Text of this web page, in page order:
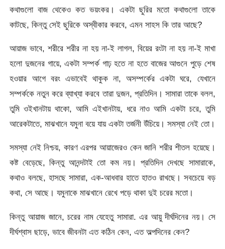
কথাগুলো বাজ থেকেও কত ভয়ংকর। একটা ছুরির মতো কথাগুলো তাকে
কাটছে, কিন্তু সেই ছুরিকে অস্বীকার করবে, এমন সাহস কি তার আছে?
আয়াজ ভাবে, শরীরে শরীর না হয় না-ই লাগল, বিয়ের রংটা না হয় না-ই মাখা
হলো দুজনের গায়ে, একটা সম্পর্ক গাঢ় হতে না হতে বাজের আগুনে পুড়ে শেষ
হওয়ার আগে বরং এভাবেই থাকুক না, অসম্পর্কের একটা ঘরে, যেখানে
সম্পর্ককে নতুন করে ব্যাখ্যা করবে তারা দুজন, প্রতিদিন। সামারা তাকে বলল,
তুমি ওইখানটায় থাকো, আমি এইখানটায়, ধরে নাও আমি একটা চরে, তুমি
আরেকটাতে, মাঝখানে যমুনা বয়ে যায় একটা তর্জনী উঁচিয়ে। সমস্যা নেই তো।
সমস্যা নেই নিশ্চয়, কারণ এরপর আয়াজেরও কেন জানি শরীর শীতল হয়েছে।
কষ্ট বেড়েছে, কিন্তু আনন্দটাই তো কম নয়। প্রতিদিন দেখছে সামারাকে,
কথাও বলছে, হাসছে সামারা, এক-আধবার হাতে হাতও রাখছে। সবচেয়ে বড়
কথা, সে আছে। যমুনাকে মাঝখানে রেখে পড়ে থাকা দুই চরের মতো।
কিন্তু আয়াজ জানে, চরের নাম যেহেতু সামারা. এর আয়ু দীর্ঘদিনের নয়। সে
দীর্ঘশ্বাস ছাড়ে, ভাবে জীবনটা এত কঠিন কেন, এত অল্পদিনের কেন?